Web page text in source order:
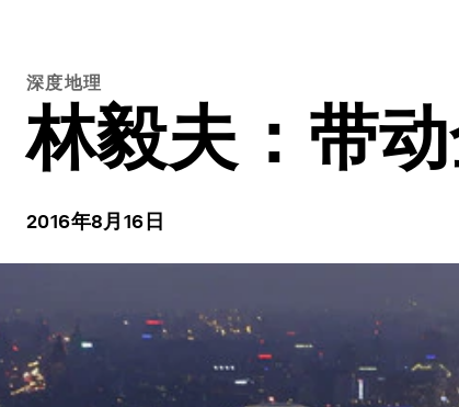
深度地理
林毅夫：带
2016年8月16日